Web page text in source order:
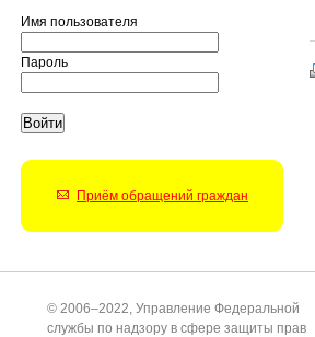
Имя пользователя
Пароль
Приём обращений граждан
© 2006–2022, Управление Федеральной
службы по надзору в сфере защиты прав